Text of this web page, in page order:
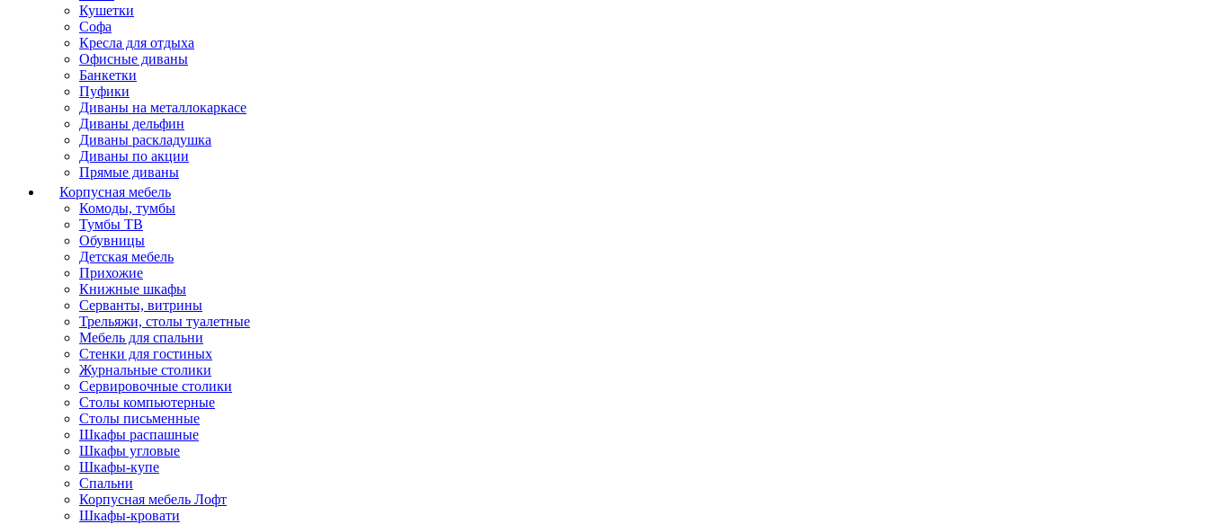
Кушетки
Софа
Кресла для отдыха
Офисные диваны
Банкетки
Пуфики
Диваны на металлокаркасе
Диваны дельфин
Диваны раскладушка
Диваны по акции
Прямые диваны
Корпусная мебель
Комоды, тумбы
Тумбы ТВ
Обувницы
Детская мебель
Прихожие
Книжные шкафы
Серванты, витрины
Трельяжи, столы туалетные
Мебель для спальни
Стенки для гостиных
Журнальные столики
Сервировочные столики
Столы компьютерные
Столы письменные
Шкафы распашные
Шкафы угловые
Шкафы-купе
Спальни
Корпусная мебель Лофт
Шкафы-кровати